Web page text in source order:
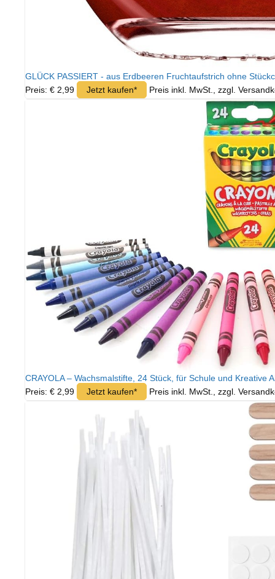
GLÜCK PASSIERT - aus Erdbeeren Fruchtaufstrich ohne
Preis: € 2,99
Jetzt kaufen* Preis inkl. MwSt., zzgl.
CRAYOLA – Wachsmalstifte, 24 Stück, für Schule und Kreative
Preis: € 2,99
Jetzt kaufen* Preis inkl. MwSt., zzgl.